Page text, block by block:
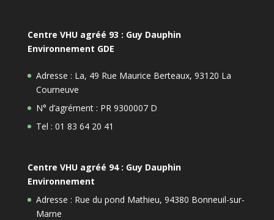
Centre VHU agréé 93 : Guy Dauphin
Environnement GDE
Adresse : La, 49 Rue Maurice Berteaux, 93120 La
Courneuve
N° d’agrément : PR 9300007 D
Tel : 01 83 64 20 41
Centre VHU agréé 94 : Guy Dauphin
Environnement
Adresse : Rue du pond Mathieu, 94380 Bonneuil-sur-
Marne